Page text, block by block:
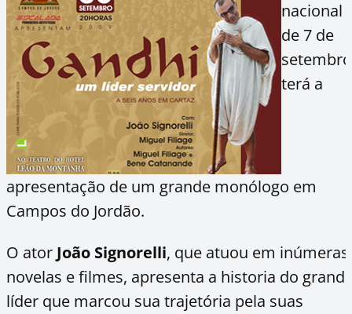
nacional
de 7 de
setembro
terá a
apresentação de um grande monólogo em
Campos do Jordão.
O ator João Signorelli, que atuou em inúmeras
novelas e filmes, apresenta a historia do
líder que marcou sua trajetória pela suas